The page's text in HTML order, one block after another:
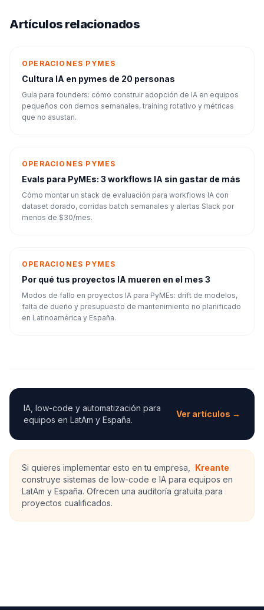
Artículos relacionados
OPERACIONES PYMES
Cultura IA en pymes de 20 personas
Guía para founders: cómo construir adopción de IA en equipos
pequeños con demos semanales, training rotativo y métricas
que no asustan.
OPERACIONES PYMES
Evals para PyMEs: 3 workflows IA sin gastar de más
Cómo montar un stack de evaluación para workflows IA con
dataset dorado, corridas batch semanales y alertas Slack por
menos de $30/mes.
OPERACIONES PYMES
Por qué tus proyectos IA mueren en el mes 3
Modos de fallo en proyectos IA para PyMEs: drift de modelos,
falta de dueño y presupuesto de mantenimiento no planificado
en Latinoamérica y España.
IA, low-code y automatización para
equipos en LatAm y España.
Ver artículos →
Si quieres implementar esto en tu empresa,
Kreante
construye sistemas de low-code e IA para equipos en
LatAm y España. Ofrecen una auditoría gratuita para
proyectos cualificados.